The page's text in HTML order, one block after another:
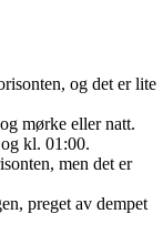
og det er lite
mørke eller natt.
kl. 01:00.
men det er
preget av dempet